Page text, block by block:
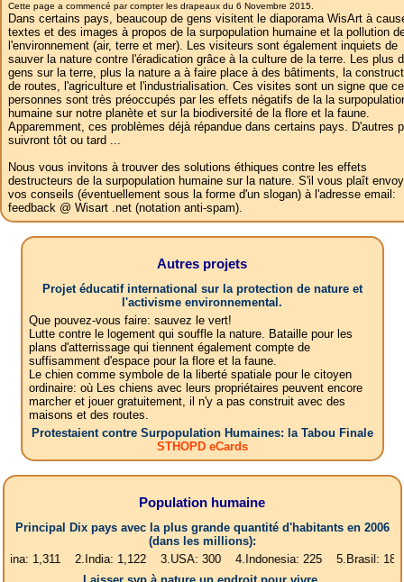
Cette page a commencé par compter les drapeaux du 6 Novembre 2015.
Dans certains pays, beaucoup de gens visitent le diaporama WisArt à
textes et des images à propos de la surpopulation humaine et la pollution
l'environnement (air, terre et mer). Les visiteurs sont également inquiets de
sauver la nature contre l'éradication grâce à la culture de la terre. Les plus
gens sur la terre, plus la nature a à faire place à des bâtiments, la
de routes, l'agriculture et l'industrialisation. Ces visites sont un signe que
personnes sont très préoccupés par les effets négatifs de la la
humaine sur notre planète et sur la biodiversité de la flore et la faune.
Apparemment, ces problèmes déjà répandue dans certains pays. D'autres
suivront tôt ou tard ...
Nous vous invitons à trouver des solutions éthiques contre les effets
destructeurs de la surpopulation humaine sur la nature. S'il vous plaît
vos conseils (éventuellement sous la forme d'un slogan) à l'adresse email:
feedback @ Wisart .net (notation anti-spam).
Autres projets
Projet éducatif international sur la protection de nature et
l'activisme environnemental.
Que pouvez-vous faire: sauvez le vert!
Lutte contre le logement qui souffle la nature. Bataille pour les
plans d'atterrissage qui tiennent également compte de
suffisamment d'espace pour la flore et la faune.
Le chien comme symbole de la liberté spatiale pour le citoyen
ordinaire: où Les chiens avec leurs propriétaires peuvent encore
marcher et jouer gratuitement, il n'y a pas construit avec des
maisons et des routes.
Protestaient contre Surpopulation Humaines: la Tabou Finale
STHOPD eCards
Population humaine
Principal Dix pays avec la plus grande quantité d'habitants en 2006
(dans les millions):
2.India: 1,122 3.USA: 300 4.Indonesia: 225 5.Brasil: 187